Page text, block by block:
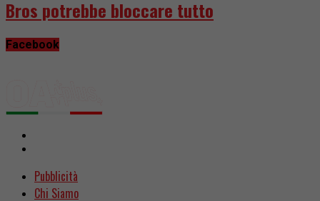
Bros potrebbe bloccare tutto
Facebook
Pubblicità
Chi Siamo